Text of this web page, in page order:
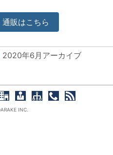
通販はこちら
2020年6月アーカイブ
INC.